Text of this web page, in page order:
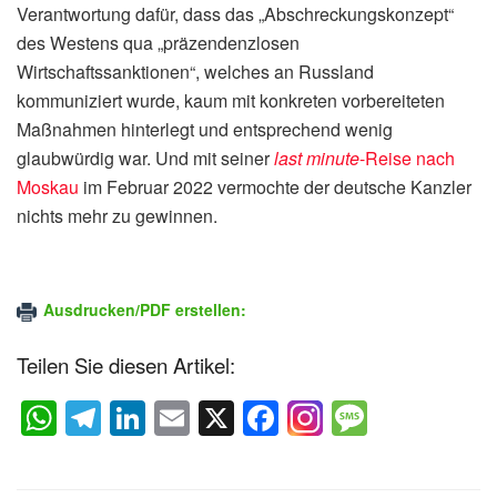
Verantwortung dafür, dass das „Abschreckungskonzept“
des Westens qua „präzendenzlosen
Wirtschaftssanktionen“, welches an Russland
kommuniziert wurde, kaum mit konkreten vorbereiteten
Maßnahmen hinterlegt und entsprechend wenig
glaubwürdig war. Und mit seinerlast minute-Reise nach
Moskau im Februar 2022 vermochte der deutsche Kanzler
nichts mehr zu gewinnen.
Ausdrucken/PDF erstellen:
Teilen Sie diesen Artikel:
W T Li E X F